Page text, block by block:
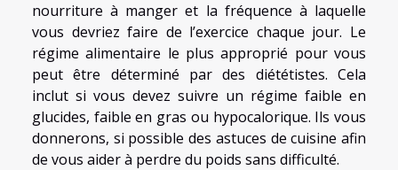
nourriture à manger et la fréquence à laquelle
vous devriez faire de l’exercice chaque jour. Le
régime alimentaire le plus approprié pour vous
peut être déterminé par des diététistes. Cela
inclut si vous devez suivre un régime faible en
glucides, faible en gras ou hypocalorique. Ils vous
donnerons, si possible des astuces de cuisine afin
de vous aider à perdre du poids sans difficulté.